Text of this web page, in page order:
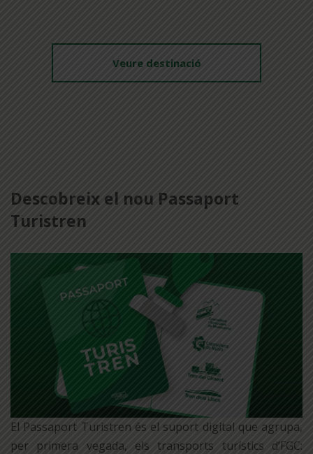
Veure destinació
Descobreix el nou Passaport
Turistren
El Passaport Turistren és el suport digital que agrupa,
per primera vegada, els transports turístics d’FGC: